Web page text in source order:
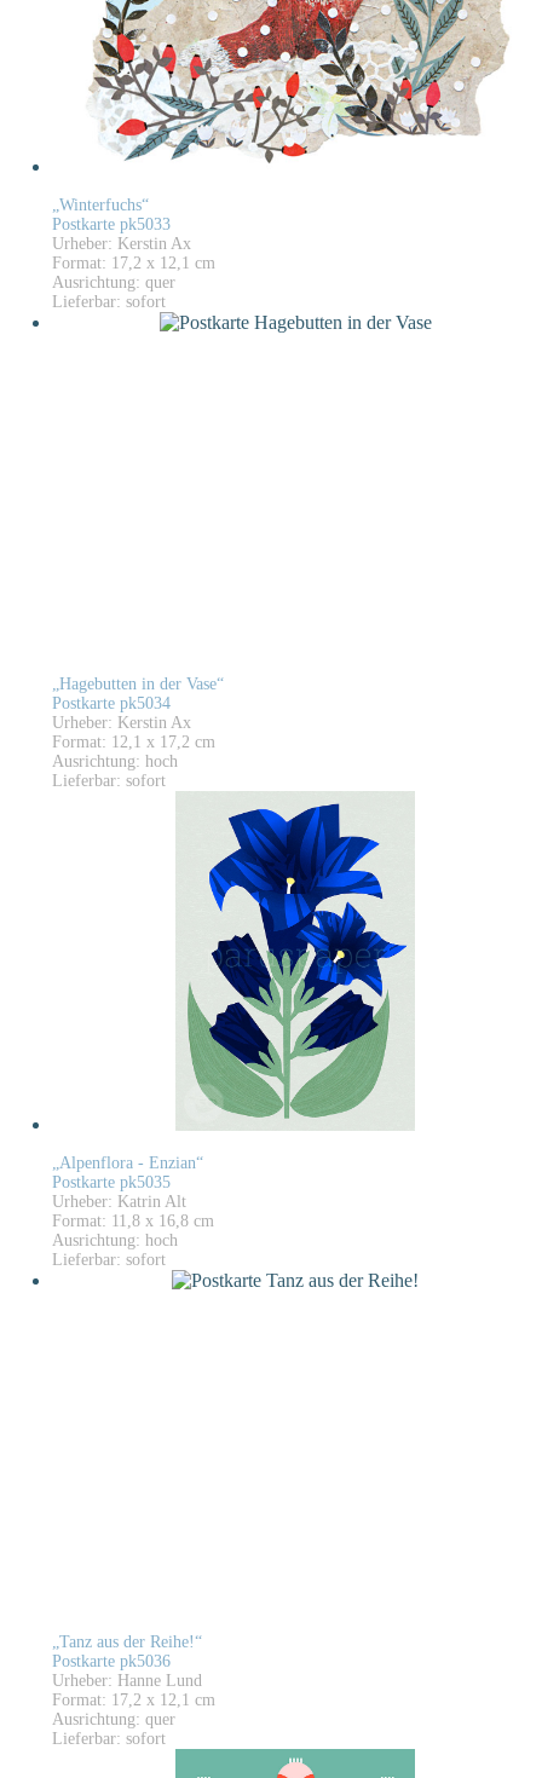
„Winterfuchs“
Postkarte pk5033
Urheber: Kerstin Ax
Format: 17,2 x 12,1 cm
Ausrichtung: quer
Lieferbar: sofort
„Hagebutten in der Vase“
Postkarte pk5034
Urheber: Kerstin Ax
Format: 12,1 x 17,2 cm
Ausrichtung: hoch
Lieferbar: sofort
„Alpenflora - Enzian“
Postkarte pk5035
Urheber: Katrin Alt
Format: 11,8 x 16,8 cm
Ausrichtung: hoch
Lieferbar: sofort
„Tanz aus der Reihe!“
Postkarte pk5036
Urheber: Hanne Lund
Format: 17,2 x 12,1 cm
Ausrichtung: quer
Lieferbar: sofort